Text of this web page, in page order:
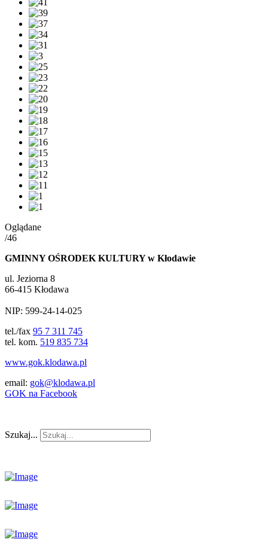
Oglądane
/46
GMINNY OŚRODEK KULTURY w Kłodawie
ul. Jeziorna 8
66-415 Kłodawa
NIP: 599-24-14-025
tel./fax 95 7 311 745
tel. kom. 519 835 734
www.gok.klodawa.pl
email: gok@klodawa.pl
GOK na Facebook
Szukaj...